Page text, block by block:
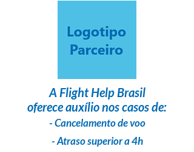
A Flight Help Brasil
oferece auxílio nos casos de:
- Cancelamento de voo
- Atraso superior a 4h